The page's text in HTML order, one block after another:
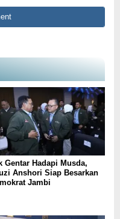
Gentar Hadapi Musda,
Anshori Siap Besarkan
Jambi